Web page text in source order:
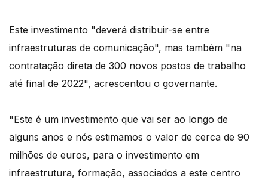
Este investimento "deverá distribuir-se entre
infraestruturas de comunicação", mas também "na
contratação direta de 300 novos postos de trabalho
até final de 2022", acrescentou o governante.
"Este é um investimento que vai ser ao longo de
alguns anos e nós estimamos o valor de cerca de 90
milhões de euros, para o investimento em
infraestrutura, formação, associados a este centro